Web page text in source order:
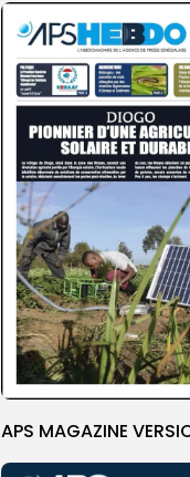
APS MAGAZINE